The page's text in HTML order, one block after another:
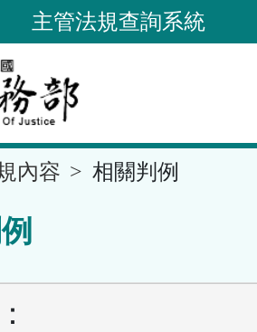
主管法規查詢系統
內容 相關判例